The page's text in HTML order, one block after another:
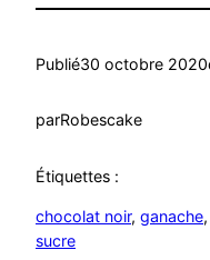
Publié30 octobre 2020
parRobescake
Étiquettes :
chocolat noir, ganache,
sucre